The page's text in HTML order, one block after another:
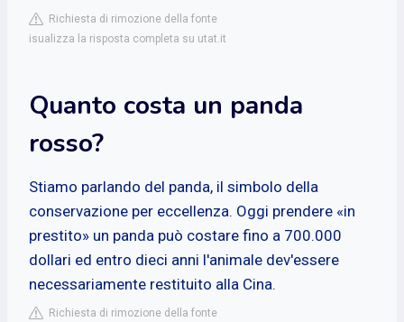
Richiesta di rimozione della fonte
isualizza la risposta completa su utat.it
Quanto costa un panda
rosso?
Stiamo parlando del panda, il simbolo della
conservazione per eccellenza. Oggi prendere «in
prestito» un panda può costare fino a 700.000
dollari ed entro dieci anni l'animale dev'essere
necessariamente restituito alla Cina.
Richiesta di rimozione della fonte